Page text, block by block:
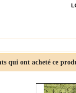
qui ont acheté ce